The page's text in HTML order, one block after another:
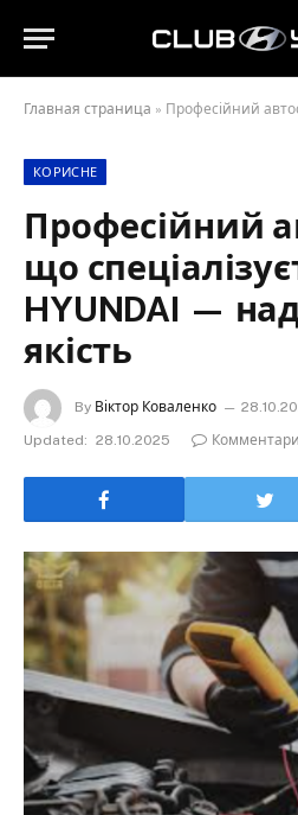
Главная страница » Професійний автосервіс, що
КОРИСНЕ
Професійний
що
HYUNDAI —
якість
By Віктор Коваленко
Updated: 28.10.2025